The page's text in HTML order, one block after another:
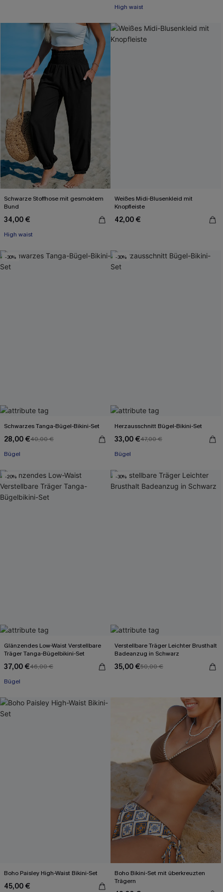
High waist
Schwarze Stoffhose mit gesmoktem
Bund
34,00 €
High waist
Weißes Midi-Blusenkleid mit
Knopfleiste
42,00 €
-30%
Schwarzes Tanga-Bügel-Bikini-Set
28,00 €40,00 €
Bügel
-30%
Herzausschnitt Bügel-Bikini-Set
33,00 €47,00 €
Bügel
-20%
Glänzendes Low-Waist Verstellbare
Träger Tanga-Bügelbikini-Set
37,00 €46,00 €
Bügel
-30%
Verstellbare Träger Leichter Brusthalt
Badeanzug in Schwarz
35,00 €50,00 €
Boho Paisley High-Waist Bikini-Set
45,00 €
Boho Bikini-Set mit überkreuzten
Trägern